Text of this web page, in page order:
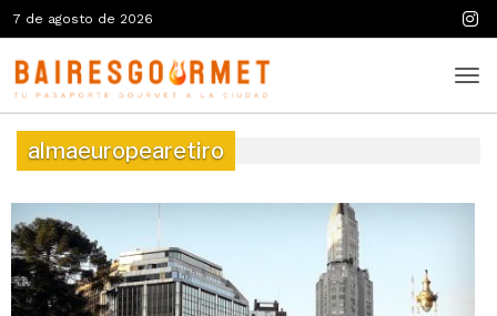
7 de agosto de 2026
almaeuropearetiro